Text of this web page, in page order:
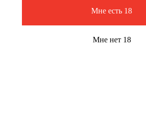
Мне есть 18
Мне нет 18